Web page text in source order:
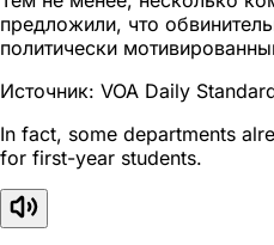
предложили, что
политически
Источник: VOA Daily
In fact, some departments
for first-year students.